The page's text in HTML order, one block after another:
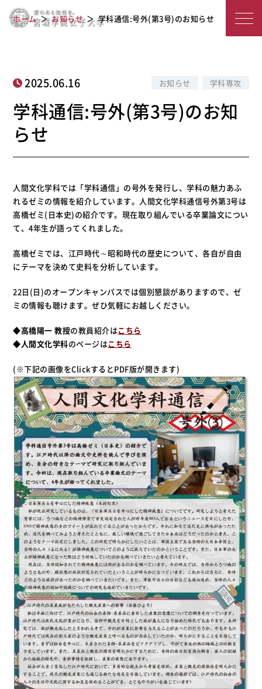
宮
女
大
学科通信:号外(第3号)のお知らせ
ホーム お知らせ 学科通信:号外(第3号)のお知らせ
2025.06.16 お知らせ 学科専攻
学科通信:号外(第3号)のお知
らせ
人間文化学科では「学科通信」の号外を発行し、学科の魅力あふ
れるゼミの情報を紹介しています。人間文化学科通信号外第3号は
高橋ゼミ(日本史)の紹介です。現在取り組んでいる卒業論文につい
て、4年生が語ってくれました。
高橋ゼミでは、江戸時代～昭和時代の歴史について、各自が自由
にテーマを決めて史料を分析しています。
22日(日)のオープンキャンパスでは個別懇談がありますので、ゼ
ミの情報も聴けます。ぜひ気軽にお越しください。
◆高橋陽一 教授の教員紹介はこちら
◆人間文化学科のページはこちら
(※下記の画像をClickするとPDF版が開きます)